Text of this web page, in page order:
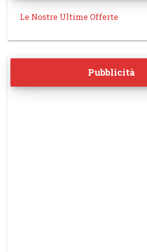
Le Nostre Ultime Offerte
Pubblicità